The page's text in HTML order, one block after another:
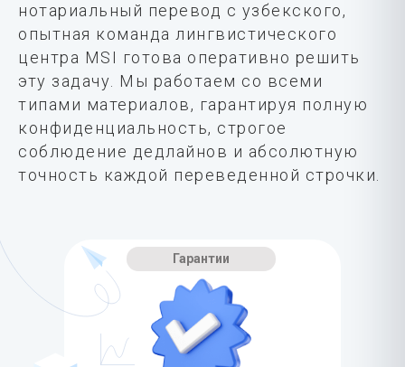
нотариальный перевод с узбекского,
опытная команда лингвистического
центра MSI готова оперативно решить
эту задачу. Мы работаем со всеми
типами материалов, гарантируя полную
конфиденциальность, строгое
соблюдение дедлайнов и абсолютную
точность каждой переведенной строчки.
Гарантии